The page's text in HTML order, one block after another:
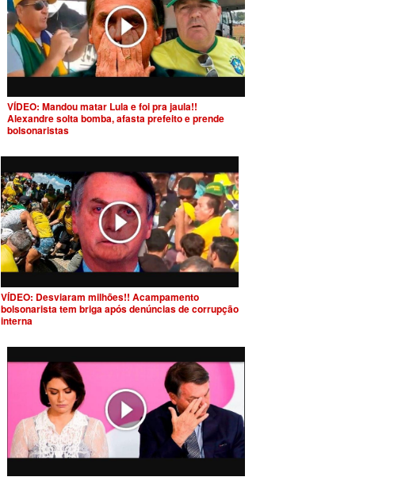
VÍDEO: Mandou matar Lula e foi pra jaula!!
Alexandre solta bomba, afasta prefeito e prende
bolsonaristas
VÍDEO: Desviaram milhões!! Acampamento
bolsonarista tem briga após denúncias de corrupção
interna